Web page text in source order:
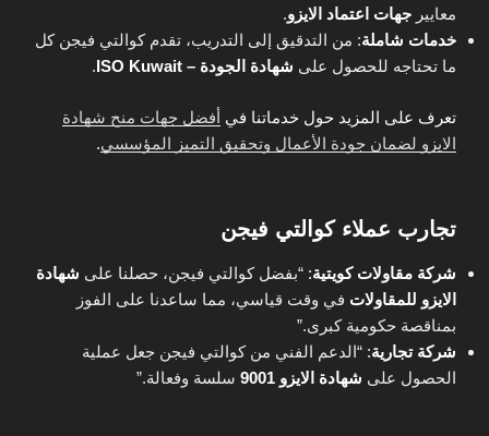
معايير جهات اعتماد الايزو.
خدمات شاملة: من التدقيق إلى التدريب، تقدم كوالتي فيجن كل
ما تحتاجه للحصول على شهادة الجودة – ISO Kuwait .
تعرف على المزيد حول خدماتنا في أفضل جهات منح شهادة
الايزو لضمان جودة الأعمال وتحقيق التميز المؤسسي.
تجارب عملاء كوالتي فيجن
شركة مقاولات كويتية: “بفضل كوالتي فيجن، حصلنا على شهادة
الايزو للمقاولات في وقت قياسي، مما ساعدنا على الفوز
بمناقصة حكومية كبرى.”
شركة تجارية: “الدعم الفني من كوالتي فيجن جعل عملية
الحصول على شهادة الايزو 9001 سلسة وفعالة.”